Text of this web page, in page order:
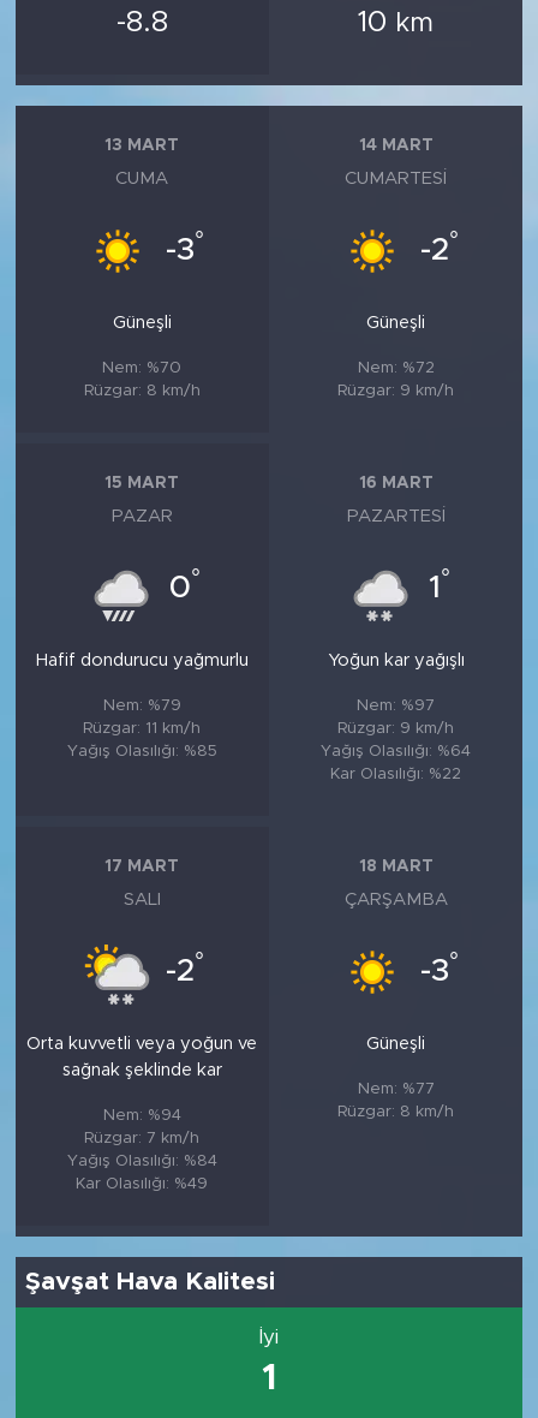
-8.8 10 km
13 MART
CUMA
-3°
Güneşli
Nem: %70
Rüzgar: 8 km/h
14 MART
CUMARTESI
-2°
Güneşli
Nem: %72
Rüzgar: 9 km/h
15 MART
PAZAR
0°
Hafif dondurucu yağmurlu
Nem: %79
Rüzgar: 11 km/h
Yağış Olasılığı: %85
16 MART
PAZARTESI
1 °
Yoğun kar yağışlı
Nem: %97
Rüzgar: 9 km/h
Yağış Olasılığı: %64
Kar Olasılığı: %22
17 MART
SALI
-2°
Orta kuvvetli veya yoğun ve
sağnak şeklinde kar
Nem: %94
Rüzgar: 7 km/h
Yağış Olasılığı: %84
Kar Olasılığı: %49
18 MART
ÇARŞAMBA
-3°
Güneşli
Nem: %77
Rüzgar: 8 km/h
Şavşat Hava Kalitesi
İyi
1